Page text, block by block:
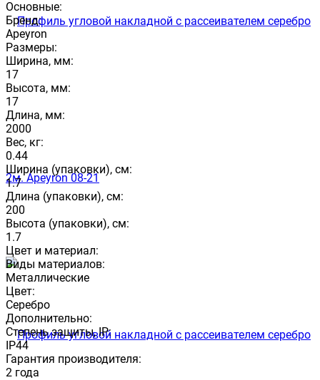
Основные:
Бренд:
Apeyron
Размеры:
Ширина, мм:
17
Высота, мм:
17
Длина, мм:
2000
Вес, кг:
0.44
Ширина (упаковки), см:
1.7
Длина (упаковки), см:
200
Высота (упаковки), см:
1.7
Цвет и материал:
Виды материалов:
Металлические
Цвет:
Серебро
Дополнительно:
Степень защиты, IP:
IP44
Гарантия производителя:
2 года